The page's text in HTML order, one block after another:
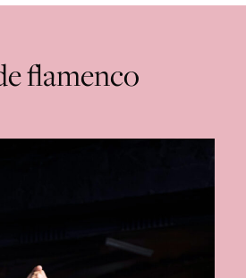
flamenco